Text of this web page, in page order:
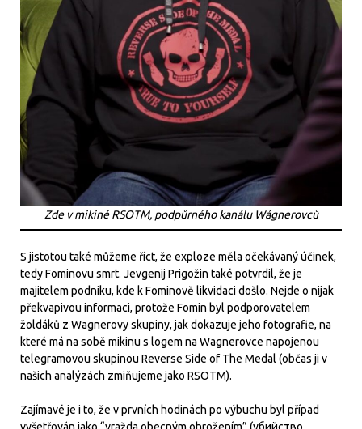
Zde v mikině RSOTM, podpůrného kanálu Wágnerovců
S jistotou také můžeme říct, že exploze měla očekávaný účinek,
tedy Fominovu smrt. Jevgenij Prigožin také potvrdil, že je
majitelem podniku, kde k Fominově likvidaci došlo. Nejde o nijak
překvapivou informaci, protože Fomin byl podporovatelem
žoldáků z Wagnerovy skupiny, jak dokazuje jeho fotografie, na
které má na sobě mikinu s logem na Wagnerovce napojenou
telegramovou skupinou Reverse Side of The Medal (občas ji v
našich analýzách zmiňujeme jako RSOTM).
Zajímavé je i to, že v prvních hodinách po výbuchu byl případ